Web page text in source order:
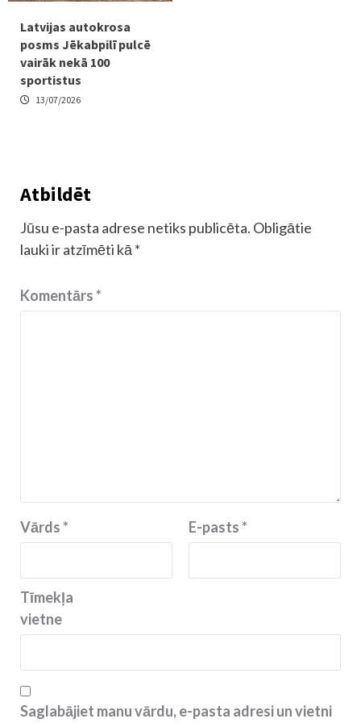
Latvijas autokrosa
posms Jēkabpilī pulcē
vairāk nekā 100
sportistus
13/07/2026
Atbildēt
Jūsu e-pasta adrese netiks publicēta. Obligātie
lauki ir atzīmēti kā *
Komentārs*
Vārds* E-pasts*
Tīmekļa
vietne
Saglabājiet manu vārdu, e-pasta adresi un vietni